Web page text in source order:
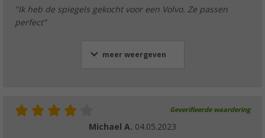
"Ik heb de spiegels gekocht voor een Volvo. Ze passen
perfect"
meer weergeven
Geverifieerde waardering
Michael A. 04.05.2023